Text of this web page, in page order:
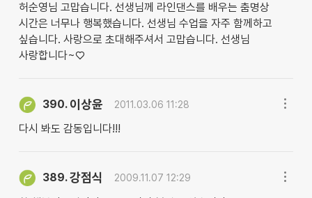
허순영님 고맙습니다. 선생님께 라인댄스를 배우는 춤명상
시간은 너무나 행복했습니다. 선생님 수업을 자주 함께하고
싶습니다. 사랑으로 초대해주셔서 고맙습니다. 선생님
사랑합니다~♡
390. 이상윤 2011.03.06 11:28
다시 봐도 감동입니다!!!
389.강점식 2009.11.07 12:29